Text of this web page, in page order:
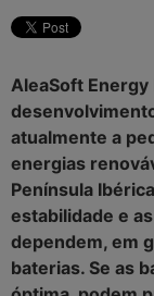
AleaSoft Energy
atualmente a
energias
Península
estabilidade e
dependem, em
baterias. Se as